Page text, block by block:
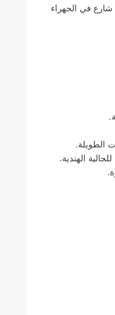
في الجهراء
الطويلة.
الهندية.